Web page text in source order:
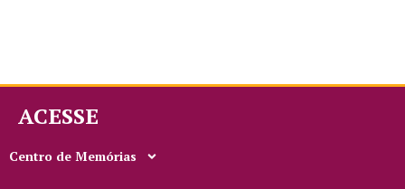
ACESSE
Centro de Memórias